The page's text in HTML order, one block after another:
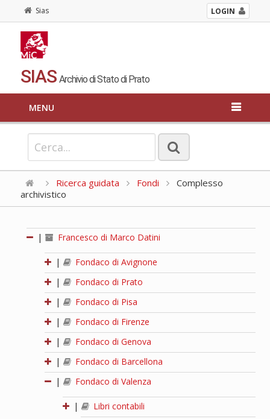
Sias LOGIN
SIAS Archivio di Stato di Prato
MENU
Ricerca guidata Fondi
Complesso
archivistico
| Francesco di Marco Datini
|
Fondaco di Avignone
|
Fondaco di Prato
|
Fondaco di Pisa
|
Fondaco di Firenze
|
Fondaco di Genova
|
Fondaco di Barcellona
|
Fondaco di Valenza
|
Libri contabili